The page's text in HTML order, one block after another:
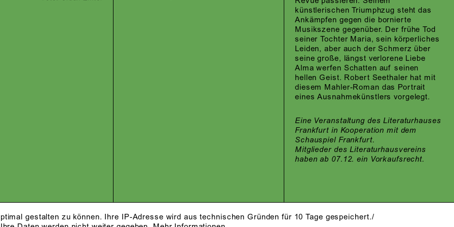
gestalten zu können. Ihre IP-Adresse wird aus technischen Gründen für 10 Tage gespeichert./
künstlerischen Triumphzug steht das
Ankämpfen gegen die bornierte
Musikszene gegenüber. Der frühe Tod
seiner Tochter Maria, sein körperliches
Leiden, aber auch der Schmerz über
seine große, längst verlorene Liebe
Alma werfen Schatten auf seinen
hellen Geist. Robert Seethaler hat mit
diesem Mahler-Roman das Portrait
eines Ausnahmekünstlers vorgelegt.
Eine Veranstaltung des Literaturhauses
Frankfurt in Kooperation mit dem
Schauspiel Frankfurt.
Mitglieder des Literaturhausvereins
haben ab 07.12. ein Vorkaufsrecht.